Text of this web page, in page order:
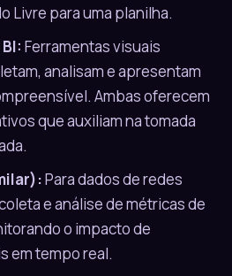
Livre para uma planilha.
Ferramentas visuais
analisam e apresentam
Ambas oferecem
que auxiliam na tomada
Para dados de redes
e análise de métricas de
o impacto de
em tempo real.